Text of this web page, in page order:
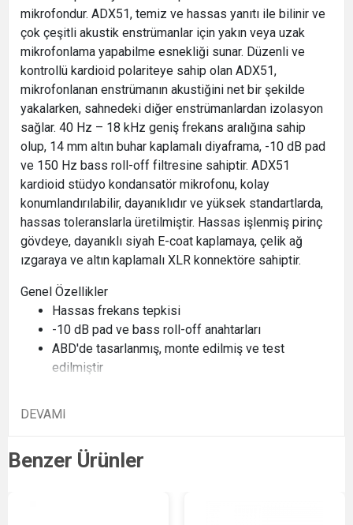
mikrofondur. ADX51, temiz ve hassas yanıtı ile bilinir ve
çok çeşitli akustik enstrümanlar için yakın veya uzak
mikrofonlama yapabilme esnekliği sunar. Düzenli ve
kontrollü kardioid polariteye sahip olan ADX51,
mikrofonlanan enstrümanın akustiğini net bir şekilde
yakalarken, sahnedeki diğer enstrümanlardan izolasyon
sağlar. 40 Hz – 18 kHz geniş frekans aralığına sahip
olup, 14 mm altın buhar kaplamalı diyaframa, -10 dB pad
ve 150 Hz bass roll-off filtresine sahiptir. ADX51
kardioid stüdyo kondansatör mikrofonu, kolay
konumlandırılabilir, dayanıklıdır ve yüksek standartlarda,
hassas toleranslarla üretilmiştir. Hassas işlenmiş pirinç
gövdeye, dayanıklı siyah E-coat kaplamaya, çelik ağ
ızgaraya ve altın kaplamalı XLR konnektöre sahiptir.
Genel Özellikler
Hassas frekans tepkisi
-10 dB pad ve bass roll-off anahtarları
ABD'de tasarlanmış, monte edilmiş ve test
edilmiştir
DEVAMI
Benzer Ürünler